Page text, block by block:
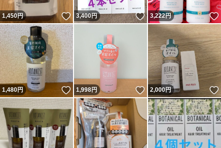
1,450円 いいね！
3,400円 いいね！
3,222円
1,480円 いいね！
1,998円 いいね！
2,000円